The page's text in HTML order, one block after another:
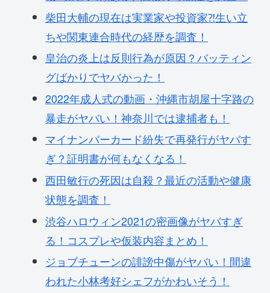
柴田大輔の現在は実業家や投資家⁈生い立
ちや関東連合時代の経歴を調査！
皇治の炎上は反則行為が原因？バッティン
グばかりでヤバかった！
2022年成人式の動画・沖縄市胡屋十字路の
暴走がヤバい！神奈川では逮捕者も！
マイナンバーカード紛失で再発行がヤバす
ぎ？証明書が何もなくなる！
西田敏行の死因は自殺？最近の活動や健康
状態を調査！
渋谷ハロウィン2021の密画像がヤバすぎ
る！コスプレや仮装内容まとめ！
ジョブチューンの誹謗中傷がヤバい！間違
われた小林考好シェフがかわいそう！